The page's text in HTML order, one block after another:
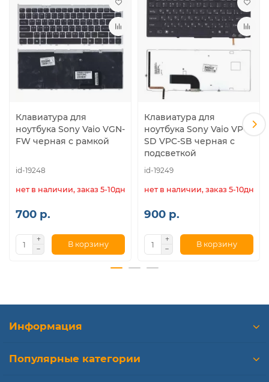
Клавиатура для
ноутбука Sony Vaio VGN-
FW черная с рамкой
id-19248
нет в наличии, заказ 5-10дн.
700 р.
В корзину
Клавиатура для
ноутбука Sony Vaio VPC-
SD VPC-SB черная с
подсветкой
id-19249
нет в наличии, заказ 5-10дн.
900 р.
В корзину
Информация
Популярные категории